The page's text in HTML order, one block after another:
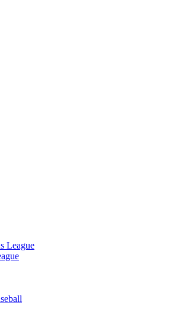
League